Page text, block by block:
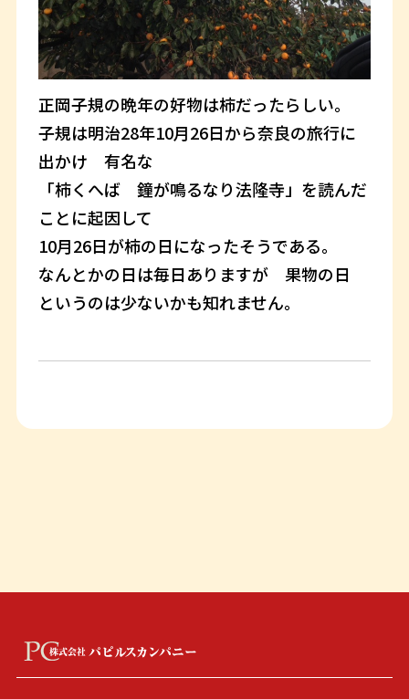
正岡子規の晩年の好物は柿だったらしい。
子規は明治28年10月26日から奈良の旅行に
出かけ 有名な
「柿くへば 鐘が鳴るなり法隆寺」を読んだ
ことに起因して
10月26日が柿の日になったそうである。
なんとかの日は毎日ありますが 果物の日
というのは少ないかも知れません。